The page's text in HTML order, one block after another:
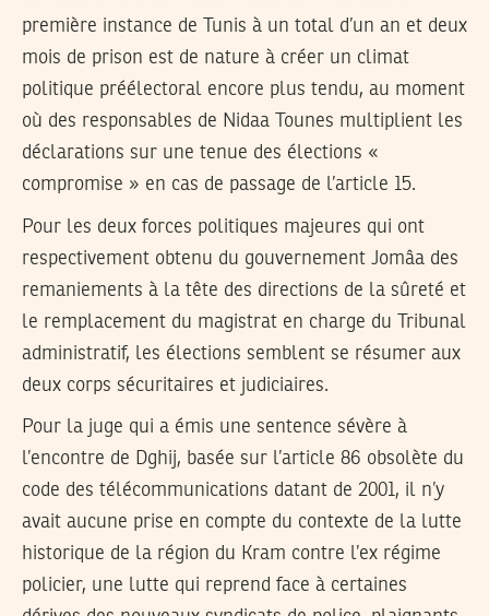
première instance de Tunis à un total d’un an et deux
mois de prison est de nature à créer un climat
politique préélectoral encore plus tendu, au moment
où des responsables de Nidaa Tounes multiplient les
déclarations sur une tenue des élections «
compromise » en cas de passage de l’article 15.
Pour les deux forces politiques majeures qui ont
respectivement obtenu du gouvernement Jomâa des
remaniements à la tête des directions de la sûreté et
le remplacement du magistrat en charge du Tribunal
administratif, les élections semblent se résumer aux
deux corps sécuritaires et judiciaires.
Pour la juge qui a émis une sentence sévère à
l’encontre de Dghij, basée sur l’article 86 obsolète du
code des télécommunications datant de 2001, il n’y
avait aucune prise en compte du contexte de la lutte
historique de la région du Kram contre l’ex régime
policier, une lutte qui reprend face à certaines